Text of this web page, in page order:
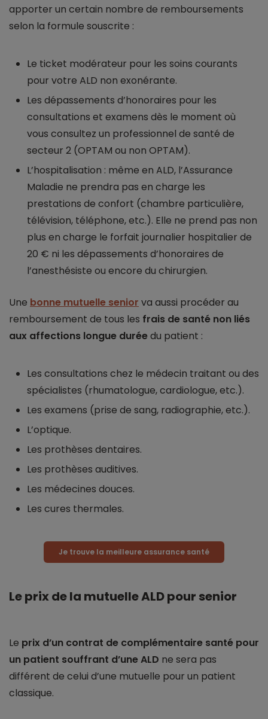
apporter un certain nombre de remboursements
selon la formule souscrite :
Le ticket modérateur pour les soins courants
pour votre ALD non exonérante.
Les dépassements d’honoraires pour les
consultations et examens dès le moment où
vous consultez un professionnel de santé de
secteur 2 (OPTAM ou non OPTAM).
L’hospitalisation : même en ALD, l’Assurance
Maladie ne prendra pas en charge les
prestations de confort (chambre particulière,
télévision, téléphone, etc.). Elle ne prend pas non
plus en charge le forfait journalier hospitalier de
20 € ni les dépassements d’honoraires de
l’anesthésiste ou encore du chirurgien.
Une bonne mutuelle senior va aussi procéder au
remboursement de tous les frais de santé non liés
aux affections longue duréedu patient :
Les consultations chez le médecin traitant ou des
spécialistes (rhumatologue, cardiologue, etc.).
Les examens (prise de sang, radiographie, etc.).
L’optique.
Les prothèses dentaires.
Les prothèses auditives.
Les médecines douces.
Les cures thermales.
Je trouve la meilleure assurance santé
Le prix de la mutuelle ALD pour senior
Le prix d’un contrat de complémentaire santé pour
un patient souffrant d’une ALD ne sera pas
différent de celui d’une mutuelle pour un patient
classique.